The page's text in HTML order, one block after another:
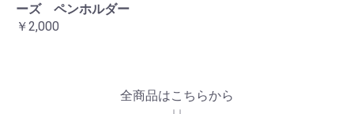
ーズ ペンホルダー
￥2,000
全商品はこちらから